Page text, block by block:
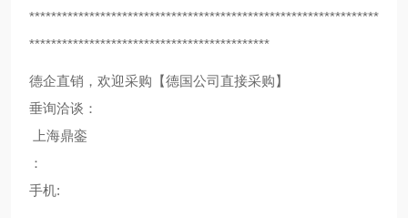
****************************************************************
********************************************
德企直销，欢迎采购【德国公司直接采购】
垂询洽谈：
上海鼎銮
：
手机: